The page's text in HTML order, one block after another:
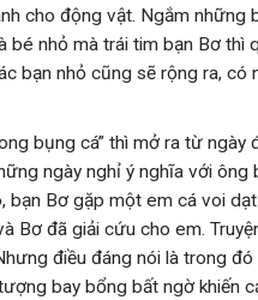
cho động vật. Ngắm những
bé nhỏ mà trái tim bạn Bơ thì
bạn nhỏ cũng sẽ rộng ra, có
bụng cá” thì mở ra từ ngày
ngày nghỉ ý nghĩa với ông
bạn Bơ gặp một em cá voi
Bơ đã giải cứu cho em.
điều đáng nói là trong đó
bay bổng bất ngờ khiến